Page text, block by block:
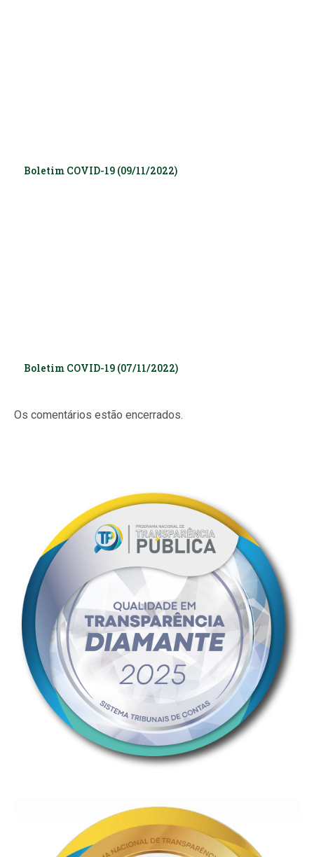
Boletim COVID-19 (09/11/2022)
Boletim COVID-19 (07/11/2022)
Os comentários estão encerrados.